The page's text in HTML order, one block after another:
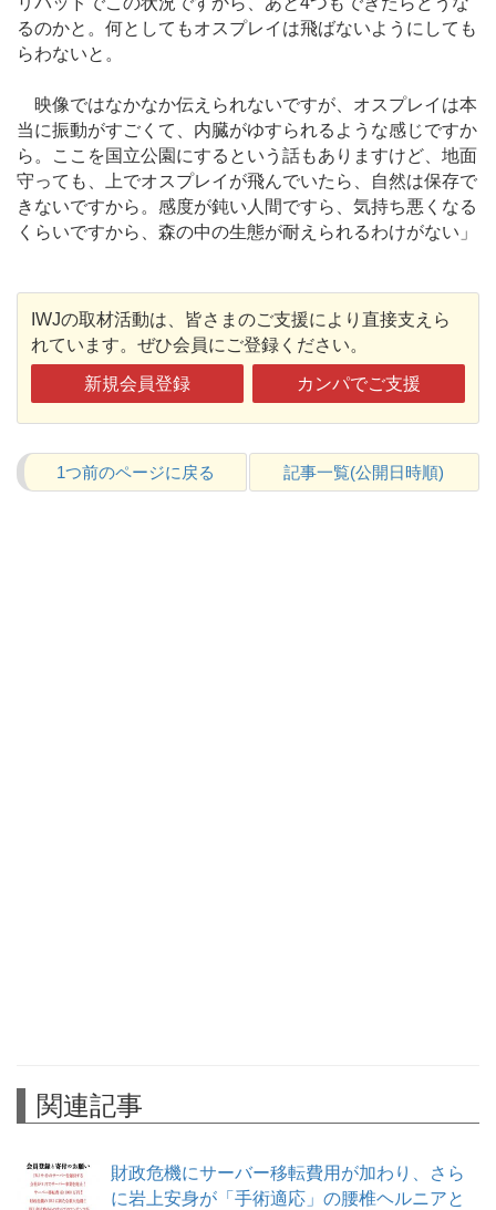
るのかと。何としてもオスプレイは飛ばないようにしても
らわないと。
映像ではなかなか伝えられないですが、オスプレイは本
当に振動がすごくて、内臓がゆすられるような感じですか
ら。ここを国立公園にするという話もありますけど、地面
守っても、上でオスプレイが飛んでいたら、自然は保存で
きないですから。感度が鈍い人間ですら、気持ち悪くなる
くらいですから、森の中の生態が耐えられるわけがない」
IWJの取材活動は、皆さまのご支援により直接支えら
れています。ぜひ会員にご登録ください。
新規会員登録 カンパでご支援
1つ前のページに戻る 記事一覧(公開日時順)
関連記事
財政危機にサーバー移転費用が加わり、さら
に岩上安身が「手術適応」の腰椎ヘルニアと